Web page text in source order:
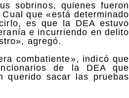
sobrinos, quienes fueron
que «está determinado
es que la DEA estuvo
e incurriendo en delito
agregó.
combatiente», indicó que
de la DEA que
querido sacar las pruebas